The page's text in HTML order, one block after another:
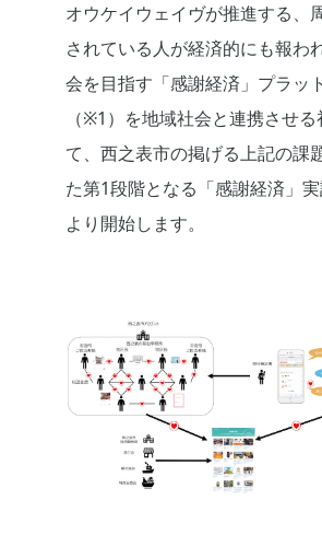
オウケイウェイヴが推進する、
されている人が経済的にも報わ
会を目指す「感謝経済」プラッ
（※1）を地域社会と連携させ
て、西之表市の掲げる上記の課
た第1段階となる「感謝経済」
より開始します。